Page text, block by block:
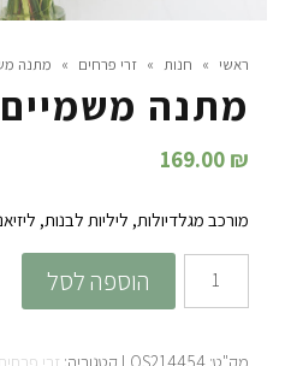
ראשי » חנות » זרי פרחים » מתנה
מתנה משמיים
169.00 ₪
מורכב מגלדיולות, ליליות לבנות,
כמות
של
הוספה לסל